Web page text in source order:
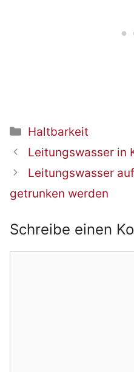
Kategorien
Haltbarkeit
Beitrags-
Navigation
Leitungswasser in
Leitungswasser
getrunken werden
Schreibe einen